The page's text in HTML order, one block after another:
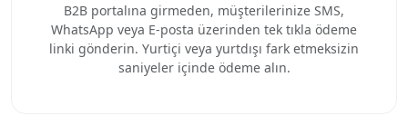
B2B portalına girmeden, müşterilerinize SMS,
WhatsApp veya E-posta üzerinden tek tıkla ödeme
linki gönderin. Yurtiçi veya yurtdışı fark etmeksizin
saniyeler içinde ödeme alın.